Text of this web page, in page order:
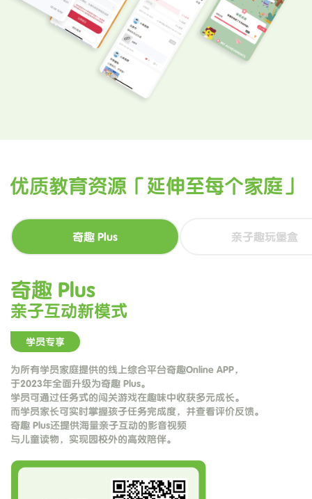
优质教育资源「延伸至每个家庭」
奇趣 Plus 亲子趣玩堡盒
奇趣 Plus
亲子互动新模式
学员专享
为所有学员家庭提供的线上综合平台奇趣Online APP，
于2023年全面升级为奇趣 Plus。
学员可通过任务式的闯关游戏在趣味中收获多元成长。
而学员家长可实时掌握孩子任务完成度，并查看评价反馈。
奇趣 Plus还提供海量亲子互动的影音视频
与儿童读物，实现园校外的高效陪伴。